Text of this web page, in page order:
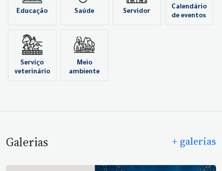
Educação Saúde Servidor
Calendário
de eventos
Serviço
veterinário
Meio
ambiente
Galerias + galerias